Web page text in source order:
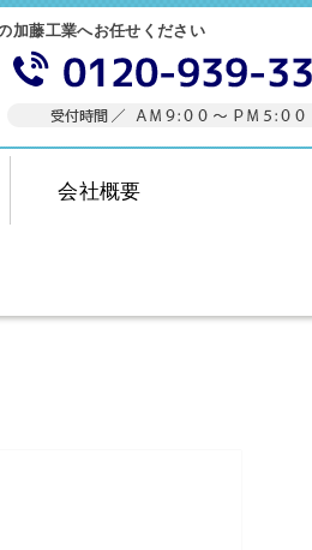
加藤工業へお任せください
会社概要